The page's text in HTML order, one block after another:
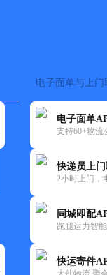
电子面单与上门
电子面单
支持60+物流
快递员上
2小时上门，
同城即配
跑腿运力智
快运寄件
快递时效